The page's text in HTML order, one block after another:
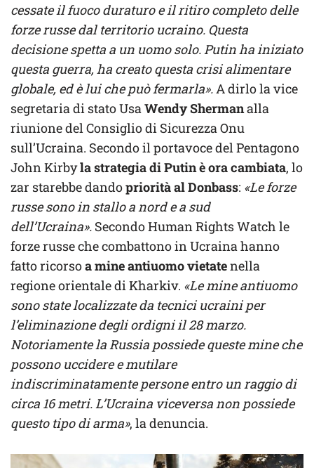
cessate il fuoco duraturo e il ritiro completo delle
forze russe dal territorio ucraino. Questa
decisione spetta a un uomo solo. Putin ha iniziato
questa guerra, ha creato questa crisi alimentare
globale, ed è lui che può fermarla».A dirlo la vice
segretaria di stato UsaWendy Shermanalla
riunione del Consiglio di Sicurezza Onu
sull’Ucraina. Secondo il portavoce del Pentagono
John Kirbyla strategia di Putin è ora cambiata, lo
zar starebbe dandopriorità al Donbass: «Le forze
russe sono in stallo a nord e a sud
dell’Ucraina». Secondo Human Rights Watch le
forze russe che combattono in Ucraina hanno
fatto ricorsoa mine antiuomo vietatenella
regione orientale di Kharkiv. «Le mine antiuomo
sono state localizzate da tecnici ucraini per
l’eliminazione degli ordigni il 28 marzo.
Notoriamente la Russia possiede queste mine che
possono uccidere e mutilare
indiscriminatamente persone entro un raggio di
circa 16 metri. L’Ucraina viceversa non possiede
questo tipo di arma», la denuncia.